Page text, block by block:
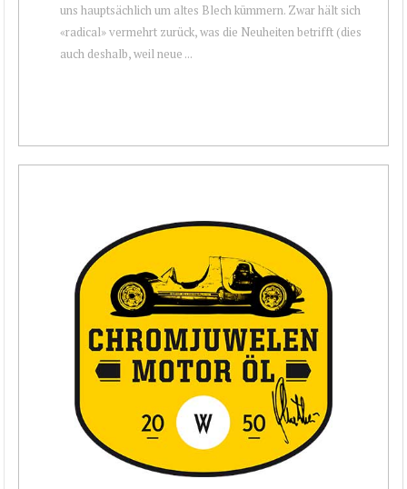
uns hauptsächlich um altes Blech kümmern. Zwar hält sich
«radical» vermehrt zurück, was die Neuheiten betrifft (dies
auch deshalb, weil neue ...